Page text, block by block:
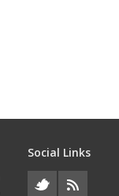
Social Links